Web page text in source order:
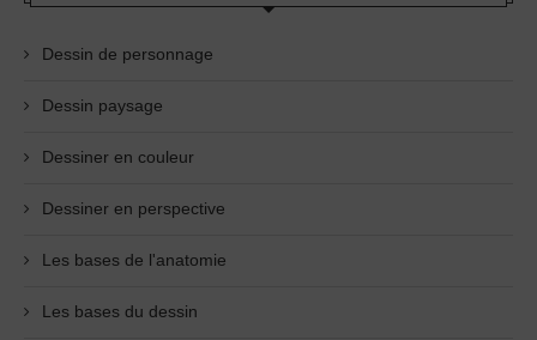
Dessin de personnage
Dessin paysage
Dessiner en couleur
Dessiner en perspective
Les bases de l'anatomie
Les bases du dessin